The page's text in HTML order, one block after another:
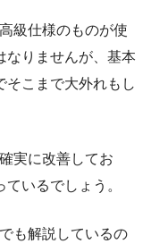
級仕様のものが使
なりませんが、基本
そこまで大外れもし
実に改善してお
いるでしょう。
も解説しているの